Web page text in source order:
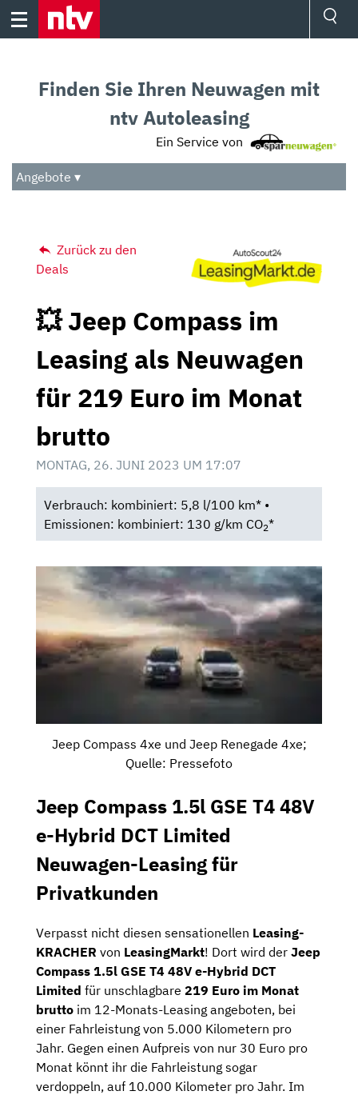
Skip
Audio
Das Beste
Finden Sie Ihren Neuwagen mit
ntv Autoleasing
Ein Service von
Angebote ▾
Zurück zu den
Deals
💥 Jeep Compass im
Leasing als Neuwagen
für 219 Euro im Monat
brutto
MONTAG, 26. JUNI 2023 UM 17:07
Verbrauch: kombiniert: 5,8 l/100 km* •
Emissionen: kombiniert: 130 g/km CO2*
Jeep Compass 4xe und Jeep Renegade 4xe;
Quelle: Pressefoto
Jeep Compass 1.5l GSE T4 48V
e-Hybrid DCT Limited
Neuwagen-Leasing für
Privatkunden
Verpasst nicht diesen sensationellen Leasing-
KRACHER von LeasingMarkt! Dort wird der Jeep
Compass 1.5l GSE T4 48V e-Hybrid DCT
Limited für unschlagbare 219 Euro im Monat
brutto im 12-Monats-Leasing angeboten, bei
einer Fahrleistung von 5.000 Kilometern pro
Jahr. Gegen einen Aufpreis von nur 30 Euro pro
Monat könnt ihr die Fahrleistung sogar
verdoppeln, auf 10.000 Kilometer pro Jahr. Im